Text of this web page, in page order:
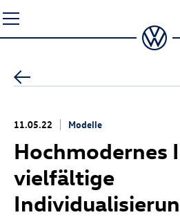
Seiteninhalt
springen
11.05.22 Modelle
Hochmodernes
vielfältige